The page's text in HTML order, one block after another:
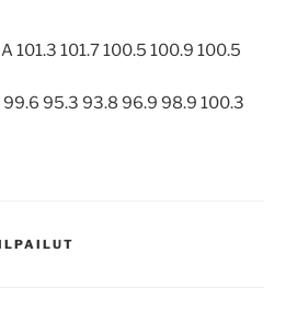
101.3 101.7 100.5 100.9 100.5
99.6 95.3 93.8 96.9 98.9 100.3